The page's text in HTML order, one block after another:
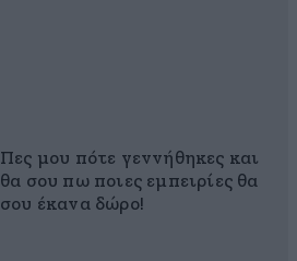
Πες μου πότε γεννήθηκες και
θα σου πω ποιες εμπειρίες θα
σου έκανα δώρο!